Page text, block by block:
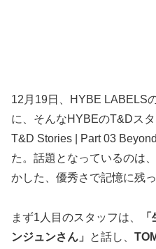
12月19日、HYBE LABELS
に、そんなHYBEのT&Dス
T&D Stories | Part 03
た。話題となっているのは
かした、優秀さで記憶に残
まず1人目のスタッフは、
ンジュンさん」
と話し、